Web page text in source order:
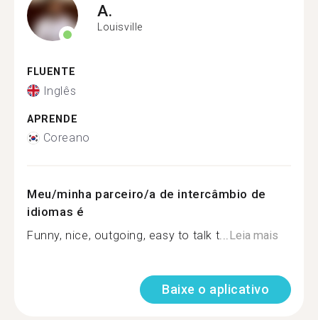
A.
Louisville
FLUENTE
Inglês
APRENDE
Coreano
Meu/minha parceiro/a de intercâmbio de
idiomas é
Funny, nice, outgoing, easy to talk t...Leia mais
Baixe o aplicativo